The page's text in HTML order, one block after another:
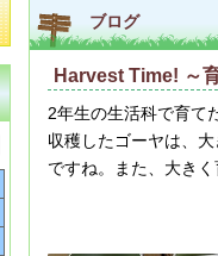
ブログ
Harvest Time! ～
2年生の生活科で育て
収穫したゴーヤは、
ですね。また、大き